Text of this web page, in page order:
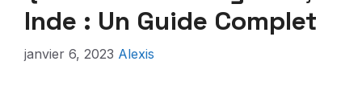
Inde : Un Guide Complet
janvier 6, 2023 Alexis